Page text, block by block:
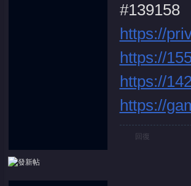
#139158
https://
https://
https://
https://
回復